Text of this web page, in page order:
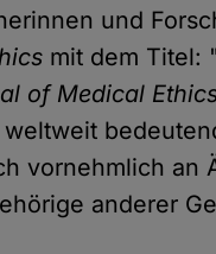
und
mit dem Titel:
of Medical
vornehmlich an
anderer